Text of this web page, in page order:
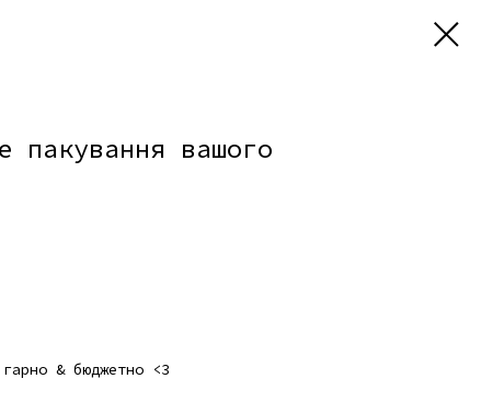
пакування вашого
& бюджетно <3